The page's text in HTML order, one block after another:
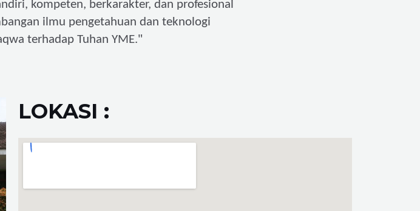
kompeten, berkarakter, dan profesional
ilmu pengetahuan dan teknologi
terhadap Tuhan YME."
LOKASI :